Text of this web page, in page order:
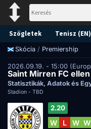
Szögletek Tenisz (EN)
Skócia / Premiership
2026.09.19. - 15:00
Saint Mirren FC
Statisztikák, Adatok és
Stadion - TBD
2.20
W L W W